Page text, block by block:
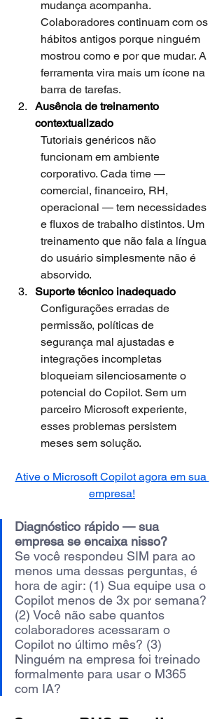
mudança acompanha.
Colaboradores continuam com os
hábitos antigos porque ninguém
mostrou como e por que mudar. A
ferramenta vira mais um ícone na
barra de tarefas.
Ausência de treinamento
contextualizado
Tutoriais genéricos não
funcionam em ambiente
corporativo. Cada time —
comercial, financeiro, RH,
operacional — tem necessidades
e fluxos de trabalho distintos. Um
treinamento que não fala a língua
do usuário simplesmente não é
absorvido.
Suporte técnico inadequado
Configurações erradas de
permissão, políticas de
segurança mal ajustadas e
integrações incompletas
bloqueiam silenciosamente o
potencial do Copilot. Sem um
parceiro Microsoft experiente,
esses problemas persistem
meses sem solução.
Ative o Microsoft Copilot agora em sua
empresa!
Diagnóstico rápido — sua
empresa se encaixa nisso?
Se você respondeu SIM para ao
menos uma dessas perguntas, é
hora de agir: (1) Sua equipe usa o
Copilot menos de 3x por semana?
(2) Você não sabe quantos
colaboradores acessaram o
Copilot no último mês? (3)
Ninguém na empresa foi treinado
formalmente para usar o M365
com IA?